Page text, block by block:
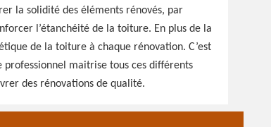
la solidité des éléments rénovés, par
l’étanchéité de la toiture. En plus de la
de la toiture à chaque rénovation. C’est
professionnel maitrise tous ces différents
des rénovations de qualité.